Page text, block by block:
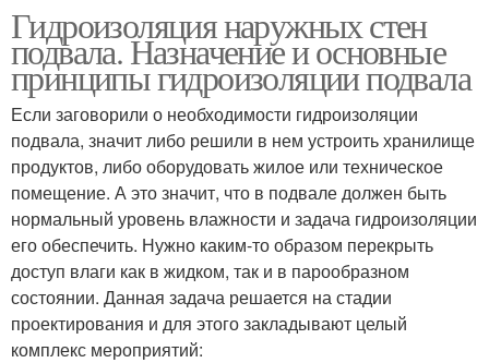
Гидроизоляция наружных стен
подвала. Назначение и основные
принципы гидроизоляции подвала
Если заговорили о необходимости гидроизоляции
подвала, значит либо решили в нем устроить хранилище
продуктов, либо оборудовать жилое или техническое
помещение. А это значит, что в подвале должен быть
нормальный уровень влажности и задача гидроизоляции
его обеспечить. Нужно каким-то образом перекрыть
доступ влаги как в жидком, так и в парообразном
состоянии. Данная задача решается на стадии
проектирования и для этого закладывают целый
комплекс мероприятий: